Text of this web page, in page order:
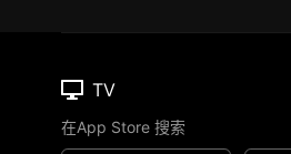
TV
在App Store 搜索